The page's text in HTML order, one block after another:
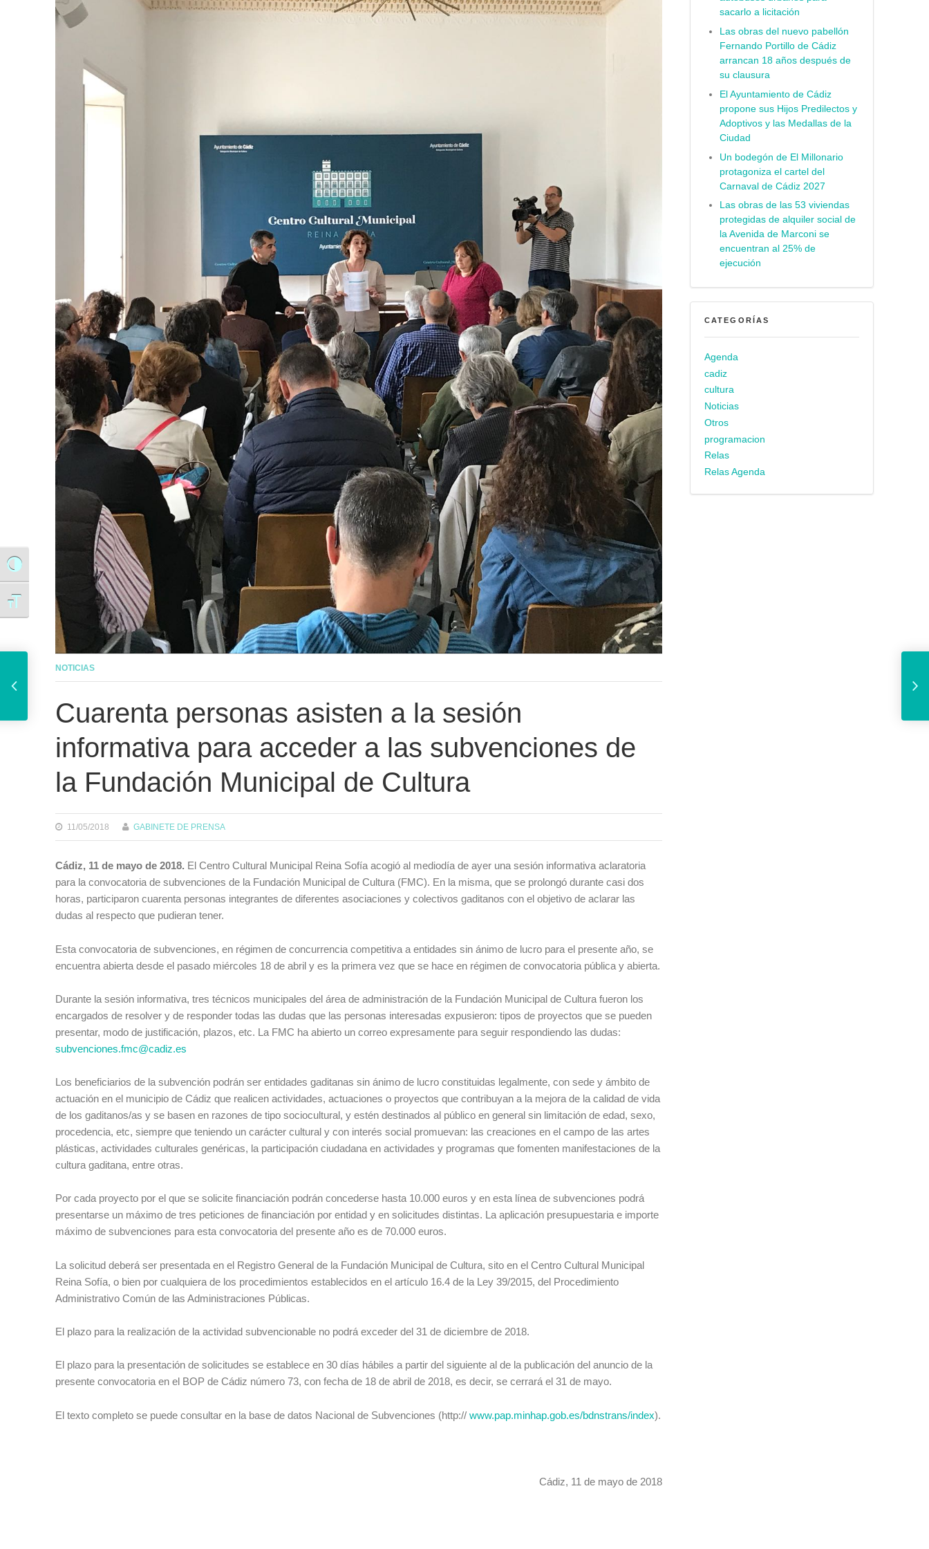
Alternar alto contraste
Alternar tamaño de letra
NOTICIAS
Cuarenta personas asisten a la sesión
informativa para acceder a las subvenciones de
la Fundación Municipal de Cultura
11/05/2018 GABINETE DE PRENSA
Cádiz, 11 de mayo de 2018. El Centro Cultural Municipal Reina Sofía acogió al mediodía de ayer una sesión informativa aclaratoria
para la convocatoria de subvenciones de la Fundación Municipal de Cultura (FMC). En la misma, que se prolongó durante casi dos
horas, participaron cuarenta personas integrantes de diferentes asociaciones y colectivos gaditanos con el objetivo de aclarar las
dudas al respecto que pudieran tener.
Esta convocatoria de subvenciones, en régimen de concurrencia competitiva a entidades sin ánimo de lucro para el presente año, se
encuentra abierta desde el pasado miércoles 18 de abril y es la primera vez que se hace en régimen de convocatoria pública y abierta.
Durante la sesión informativa, tres técnicos municipales del área de administración de la Fundación Municipal de Cultura fueron los
encargados de resolver y de responder todas las dudas que las personas interesadas expusieron: tipos de proyectos que se pueden
presentar, modo de justificación, plazos, etc. La FMC ha abierto un correo expresamente para seguir respondiendo las dudas:
subvenciones.fmc@cadiz.es
Los beneficiarios de la subvención podrán ser entidades gaditanas sin ánimo de lucro constituidas legalmente, con sede y ámbito de
actuación en el municipio de Cádiz que realicen actividades, actuaciones o proyectos que contribuyan a la mejora de la calidad de vida
de los gaditanos/as y se basen en razones de tipo sociocultural, y estén destinados al público en general sin limitación de edad, sexo,
procedencia, etc, siempre que teniendo un carácter cultural y con interés social promuevan: las creaciones en el campo de las artes
plásticas, actividades culturales genéricas, la participación ciudadana en actividades y programas que fomenten manifestaciones de la
cultura gaditana, entre otras.
Por cada proyecto por el que se solicite financiación podrán concederse hasta 10.000 euros y en esta línea de subvenciones podrá
presentarse un máximo de tres peticiones de financiación por entidad y en solicitudes distintas. La aplicación presupuestaria e importe
máximo de subvenciones para esta convocatoria del presente año es de 70.000 euros.
La solicitud deberá ser presentada en el Registro General de la Fundación Municipal de Cultura, sito en el Centro Cultural Municipal
Reina Sofía, o bien por cualquiera de los procedimientos establecidos en el artículo 16.4 de la Ley 39/2015, del Procedimiento
Administrativo Común de las Administraciones Públicas.
El plazo para la realización de la actividad subvencionable no podrá exceder del 31 de diciembre de 2018.
El plazo para la presentación de solicitudes se establece en 30 días hábiles a partir del siguiente al de la publicación del anuncio de la
presente convocatoria en el BOP de Cádiz número 73, con fecha de 18 de abril de 2018, es decir, se cerrará el 31 de mayo.
El texto completo se puede consultar en la base de datos Nacional de Subvenciones (http:// www.pap.minhap.gob.es/bdnstrans/index).
Cádiz, 11 de mayo de 2018
sacarlo a licitación
Las obras del nuevo pabellón
Fernando Portillo de Cádiz
arrancan 18 años después de
su clausura
El Ayuntamiento de Cádiz
propone sus Hijos Predilectos y
Adoptivos y las Medallas de la
Ciudad
Un bodegón de El Millonario
protagoniza el cartel del
Carnaval de Cádiz 2027
Las obras de las 53 viviendas
protegidas de alquiler social de
la Avenida de Marconi se
encuentran al 25% de
ejecución
CATEGORÍAS
Agenda
cadiz
cultura
Noticias
Otros
programacion
Relas
Relas Agenda
La Casa de la Juventud conmemora el Día Friki